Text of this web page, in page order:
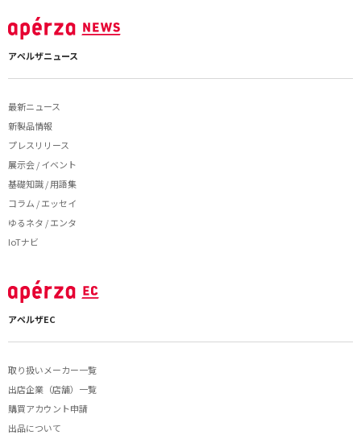
アペルザニュース
最新ニュース
新製品情報
プレスリリース
展示会 / イベント
基礎知識 / 用語集
コラム / エッセイ
ゆるネタ / エンタ
IoTナビ
アペルザEC
取り扱いメーカー一覧
出店企業（店舗）一覧
購買アカウント申請
出品について